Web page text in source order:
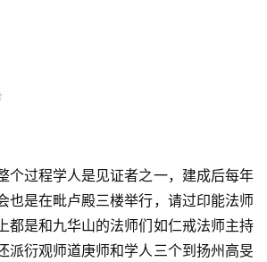
个过程学人是见证者之一，建成后每年
也是在毗卢殿三楼举行，请过印能法师
都是和九华山的法师们如仁戒法师主持
派衍观师道庚师和学人三个到扬州高旻